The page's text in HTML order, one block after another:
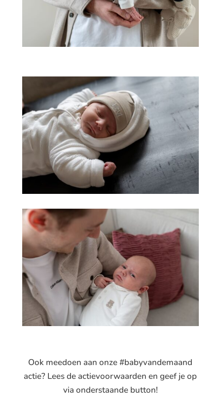
Ook meedoen aan onze #babyvandemaand
actie? Lees de actievoorwaarden en geef je op
via onderstaande button!